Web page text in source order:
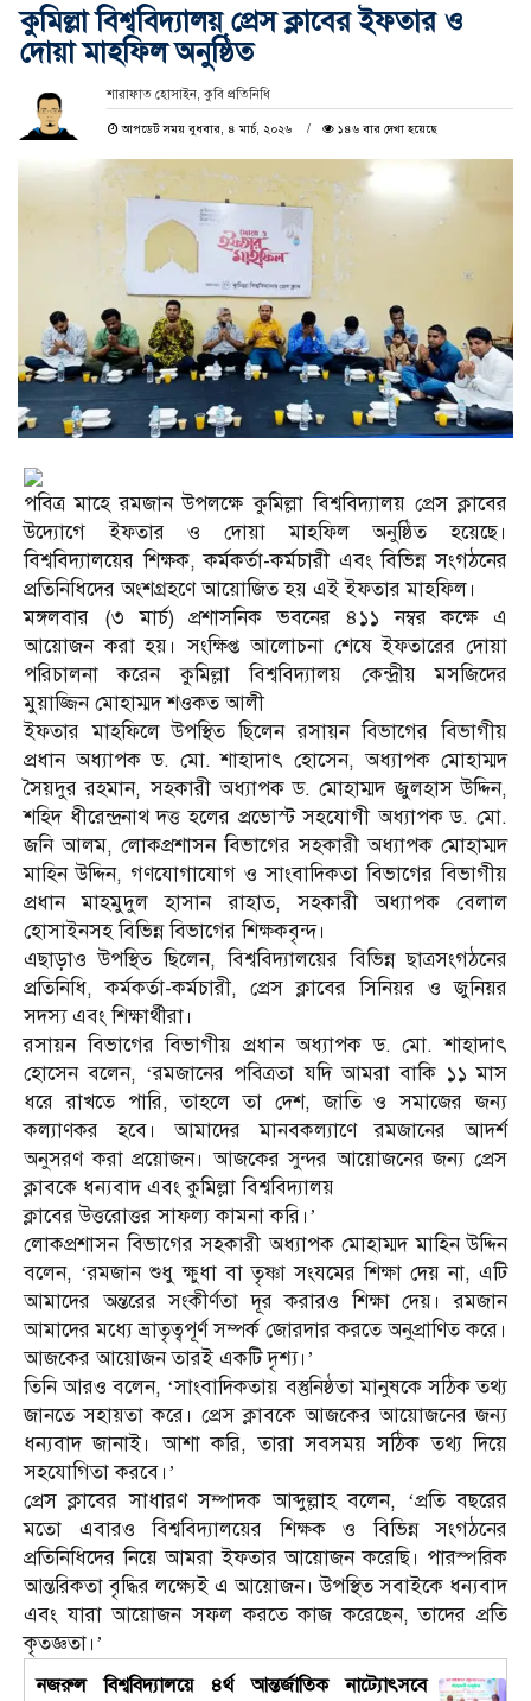
কুমিল্লা বিশ্ববিদ্যালয় প্রেস ক্লাবের ইফতার ও
দোয়া মাহফিল অনুষ্ঠিত
শারাফাত হোসাইন, কুবি প্রতিনিধি
আপডেট সময় বুধবার, ৪ মার্চ, ২০২৬ ১৪৬ বার দেখা হয়েছে
পবিত্র মাহে রমজান উপলক্ষে কুমিল্লা বিশ্ববিদ্যালয় প্রেস ক্লাবের
উদ্যোগে ইফতার ও দোয়া মাহফিল অনুষ্ঠিত হয়েছে।
বিশ্ববিদ্যালয়ের শিক্ষক, কর্মকর্তা-কর্মচারী এবং বিভিন্ন সংগঠনের
প্রতিনিধিদের অংশগ্রহণে আয়োজিত হয় এই ইফতার মাহফিল।
মঙ্গলবার (৩ মার্চ) প্রশাসনিক ভবনের ৪১১ নম্বর কক্ষে এ
আয়োজন করা হয়। সংক্ষিপ্ত আলোচনা শেষে ইফতারের দোয়া
পরিচালনা করেন কুমিল্লা বিশ্ববিদ্যালয় কেন্দ্রীয় মসজিদের
মুয়াজ্জিন মোহাম্মদ শওকত আলী
ইফতার মাহফিলে উপস্থিত ছিলেন রসায়ন বিভাগের বিভাগীয়
প্রধান অধ্যাপক ড. মো. শাহাদাৎ হোসেন, অধ্যাপক মোহাম্মদ
সৈয়দুর রহমান, সহকারী অধ্যাপক ড. মোহাম্মদ জুলহাস উদ্দিন,
শহিদ ধীরেন্দ্রনাথ দত্ত হলের প্রভোস্ট সহযোগী অধ্যাপক ড. মো.
জনি আলম, লোকপ্রশাসন বিভাগের সহকারী অধ্যাপক মোহাম্মদ
মাহিন উদ্দিন, গণযোগাযোগ ও সাংবাদিকতা বিভাগের বিভাগীয়
প্রধান মাহমুদুল হাসান রাহাত, সহকারী অধ্যাপক বেলাল
হোসাইনসহ বিভিন্ন বিভাগের শিক্ষকবৃন্দ।
এছাড়াও উপস্থিত ছিলেন, বিশ্ববিদ্যালয়ের বিভিন্ন ছাত্রসংগঠনের
প্রতিনিধি, কর্মকর্তা-কর্মচারী, প্রেস ক্লাবের সিনিয়র ও জুনিয়র
সদস্য এবং শিক্ষার্থীরা।
রসায়ন বিভাগের বিভাগীয় প্রধান অধ্যাপক ড. মো. শাহাদাৎ
হোসেন বলেন, ‘রমজানের পবিত্রতা যদি আমরা বাকি ১১ মাস
ধরে রাখতে পারি, তাহলে তা দেশ, জাতি ও সমাজের জন্য
কল্যাণকর হবে। আমাদের মানবকল্যাণে রমজানের আদর্শ
অনুসরণ করা প্রয়োজন। আজকের সুন্দর আয়োজনের জন্য প্রেস
ক্লাবকে ধন্যবাদ এবং কুমিল্লা বিশ্ববিদ্যালয়
ক্লাবের উত্তরোত্তর সাফল্য কামনা করি।’
লোকপ্রশাসন বিভাগের সহকারী অধ্যাপক মোহাম্মদ মাহিন উদ্দিন
বলেন, ‘রমজান শুধু ক্ষুধা বা তৃষ্ণা সংযমের শিক্ষা দেয় না, এটি
আমাদের অন্তরের সংকীর্ণতা দূর করারও শিক্ষা দেয়। রমজান
আমাদের মধ্যে ভ্রাতৃত্বপূর্ণ সম্পর্ক জোরদার করতে অনুপ্রাণিত করে।
আজকের আয়োজন তারই একটি দৃশ্য।’
তিনি আরও বলেন, ‘সাংবাদিকতায় বস্তুনিষ্ঠতা মানুষকে সঠিক তথ্য
জানতে সহায়তা করে। প্রেস ক্লাবকে আজকের আয়োজনের জন্য
ধন্যবাদ জানাই। আশা করি, তারা সবসময় সঠিক তথ্য দিয়ে
সহযোগিতা করবে।’
প্রেস ক্লাবের সাধারণ সম্পাদক আব্দুল্লাহ বলেন, ‘প্রতি বছরের
মতো এবারও বিশ্ববিদ্যালয়ের শিক্ষক ও বিভিন্ন সংগঠনের
প্রতিনিধিদের নিয়ে আমরা ইফতার আয়োজন করেছি। পারস্পরিক
আন্তরিকতা বৃদ্ধির লক্ষ্যেই এ আয়োজন। উপস্থিত সবাইকে ধন্যবাদ
এবং যারা আয়োজন সফল করতে কাজ করেছেন, তাদের প্রতি
কৃতজ্ঞতা।’
নজরুল বিশ্ববিদ্যালয়ে ৪র্থ আন্তর্জাতিক নাট্যোৎসবে